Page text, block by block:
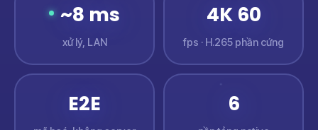
~8 ms
xử lý, LAN
4K 60
fps · H.265 phần cứng
E2E 6